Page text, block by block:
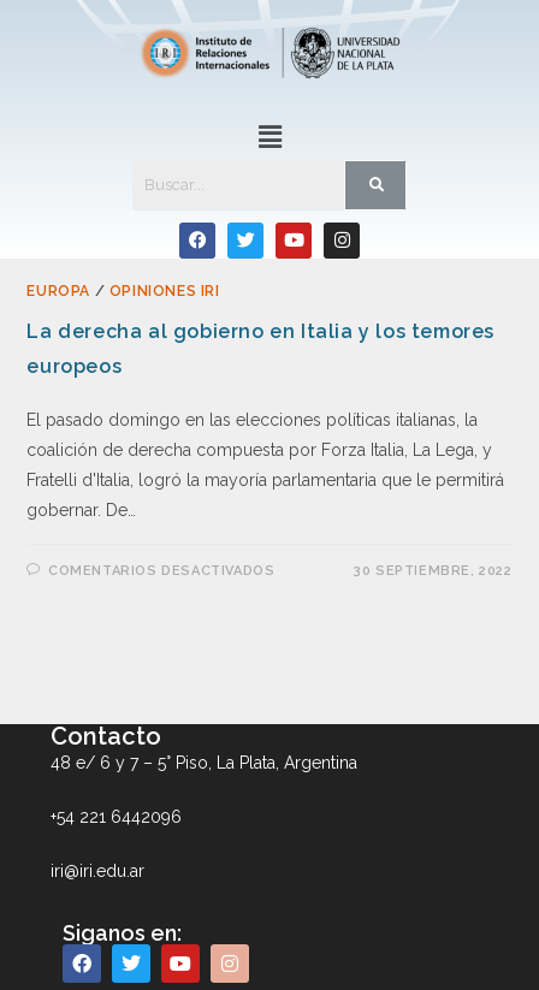
EUROPA / OPINIONES IRI
La derecha al gobierno en Italia y los temores
europeos
El pasado domingo en las elecciones políticas italianas, la
coalición de derecha compuesta por Forza Italia, La Lega, y
Fratelli d'Italia, logró la mayoría parlamentaria que le permitirá
gobernar. De…
COMENTARIOS DESACTIVADOS 30 SEPTIEMBRE, 2022
Contacto
48 e/ 6 y 7 – 5° Piso, La Plata, Argentina
+54 221 6442096
iri@iri.edu.ar
Siganos en: